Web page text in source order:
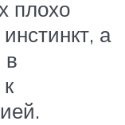
плохо
а
в